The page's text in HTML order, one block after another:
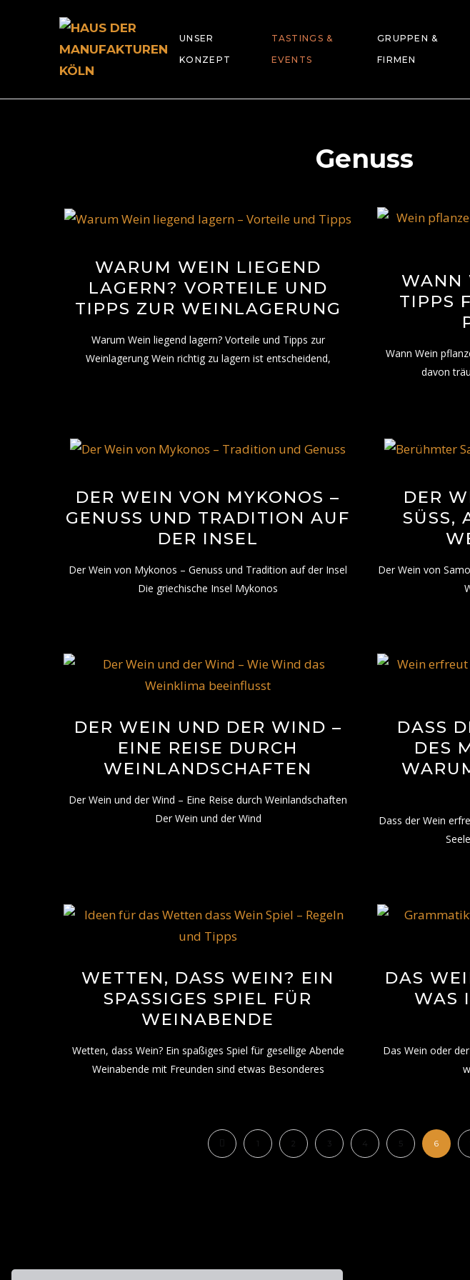
UNSER
KONZEPT
TASTINGS &
EVENTS
GRUPPEN &
FIRMEN
Genuss
WARUM WEIN LIEGEND
LAGERN? VORTEILE UND
TIPPS ZUR WEINLAGERUNG
Warum Wein liegend lagern? Vorteile und Tipps zur
Weinlagerung Wein richtig zu lagern ist entscheidend,
WANN
TIPPS
Wann Wein
davon
DER WEIN VON MYKONOS –
GENUSS UND TRADITION AUF
DER INSEL
Der Wein von Mykonos – Genuss und Tradition auf der Insel
Die griechische Insel Mykonos
DER
SÜSS,
Der Wein von
DER WEIN UND DER WIND –
EINE REISE DURCH
WEINLANDSCHAFTEN
Der Wein und der Wind – Eine Reise durch Weinlandschaften
Der Wein und der Wind
DASS
DES
Dass der Wein
WETTEN, DASS WEIN? EIN
SPASSIGES SPIEL FÜR W
EINABENDE
Wetten, dass Wein? Ein spaßiges Spiel für gesellige Abende
Weinabende mit Freunden sind etwas Besonderes
DAS
WAS
Das Wein oder
1 2 3 4 5 6